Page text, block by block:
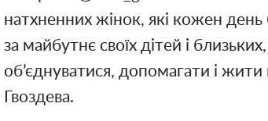
натхненних жінок, які кожен
за майбутнє своїх дітей і
об’єднуватися, допомагати і
Гвоздева.